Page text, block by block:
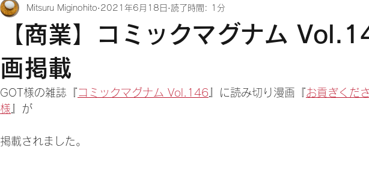
【商業】コミックマグナム
画掲載
Mitsuru Miginohito 2021年6月18日 読了時間: 1分
GOT様の雑誌『コミックマグナム Vol.146 』に読み切り漫画『お貢ぎくだ
様 』が
掲載されました。